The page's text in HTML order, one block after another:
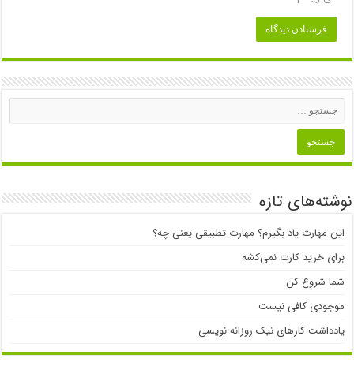
نوشته‌های تازه
این مهارت یاد بگیرم؟ مهارت تطبیقی یعنی چه؟
برای خرید کارت نمی‌‌کشه
شما شروع کن
موجودی کافی نیست
یادداشت کارهای نیک روزانه نویسی